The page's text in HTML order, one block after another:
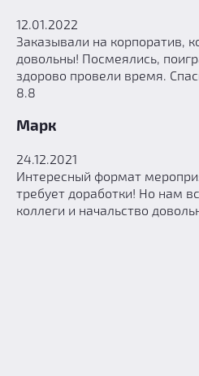
12.01.2022
Заказывали на корпоратив,
довольны! Посмеялись,
здорово провели время.
8.8
Марк
24.12.2021
Интересный формат
требует доработки! Но нам
коллеги и начальство